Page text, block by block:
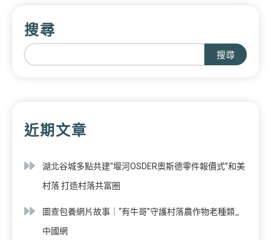
搜尋
搜尋
近期文章
湖北谷城多點共建“堰河OSDER奧斯德零件報價式”和美
村落 打造村落共富圈
圖查包養網片故事｜“有牛哥”守護村落農作物老種類_
中國網